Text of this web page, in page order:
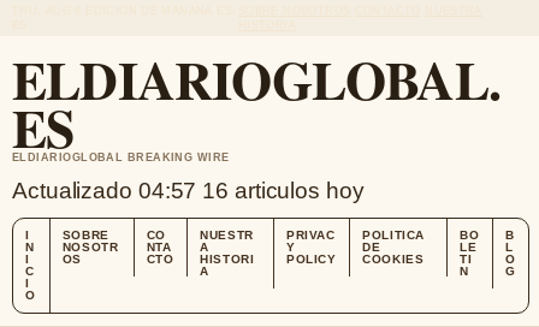
ELDIARIOGLOBAL.
ES
ELDIARIOGLOBAL BREAKING WIRE
Actualizado 04:57 16 articulos hoy
I
N
I
C
I
O
SOBRE
NOSOTR
OS
CO
NTA
CTO
NUESTR
A
HISTORI
A
PRIVAC
Y
POLICY
POLITICA
DE
COOKIES
BO
LE
TI
N
B
L
O
G